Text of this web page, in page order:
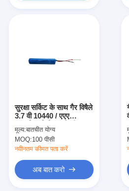
सुरक्षा सर्किट के साथ गैर विषैले
3.7 वी 10440 / एएए
प्राथमिक लिथियम बैटरी
मूल्य:बातचीत योग्य
MOQ:100 पीसी
नवीनतम कीमत पता करें
अब बात करो